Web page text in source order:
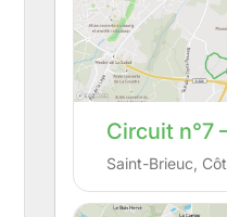
Circuit n°7
Saint-Brieuc